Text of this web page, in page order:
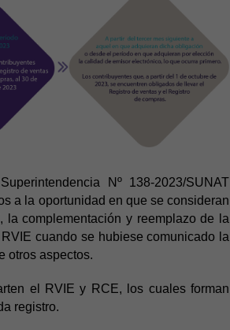
Nº 138-2023/SUNAT
a la oportunidad en que se consideran
la complementación y reemplazo de la
cuando se hubiese comunicado la
otros aspectos.
el RVIE y RCE, los cuales forman
registro.